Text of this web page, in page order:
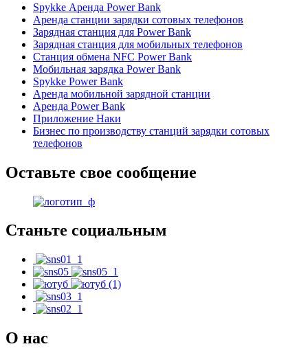
Spykke Аренда Power Bank
Аренда станции зарядки сотовых телефонов
Зарядная станция для Power Bank
Зарядная станция для мобильных телефонов
Станция обмена NFC Power Bank
Мобильная зарядка Power Bank
Spykke Power Bank
Аренда мобильной зарядной станции
Аренда Power Bank
Приложение Наки
Бизнес по производству станций зарядки сотовых
телефонов
Оставьте свое сообщение
Станьте социальным
О нас